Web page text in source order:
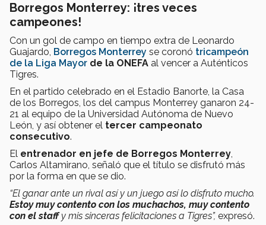
Borregos Monterrey: ¡tres veces
campeones!
Con un gol de campo en tiempo extra de Leonardo
Guajardo, Borregos Monterrey se coronó tricampeón
de la Liga Mayor de la ONEFA al vencer a Auténticos
Tigres.
En el partido celebrado en el Estadio Banorte, la Casa
de los Borregos, los del campus Monterrey ganaron 24-
21 al equipo de la Universidad Autónoma de Nuevo
León, y así obtener el tercer campeonato
consecutivo.
El entrenador en jefe de Borregos Monterrey,
Carlos Altamirano, señaló que el título se disfrutó más
por la forma en que se dio.
“El ganar ante un rival así y un juego así lo disfruto mucho.
Estoy muy contento con los muchachos, muy contento
con el staffy mis sinceras felicitaciones a Tigres”, expresó.